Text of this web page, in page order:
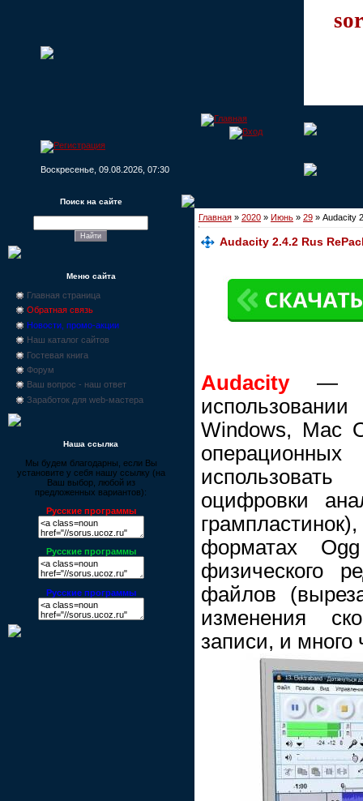
Воскресенье, 09.08.2026, 07:30
Поиск на сайте
Меню сайта
Главная страница
Обратная связь
Новости, промо-акции
Наш каталог сайтов
Гостевая книга
Форум
Ваш вопрос - наш ответ
Заработок для web-мастера
Наша ссылка
Мы будем благодарны, если Вы
установите у себя нашу ссылку (на
Ваш выбор, любой из
предложенных вариантов):
Русские программы
Русские программы
Русские программы
Главная » 2020 » Июнь » 29 » Audacity
Audacity 2.4.2 Rus
Audacity—
Windows, Mac
оцифровки
форматах
физического
файлов
изменения
записи, и много